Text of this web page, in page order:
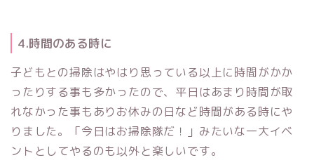
4.時間のある時に
子どもとの掃除はやはり思っている以上に時間がかか
ったりする事も多かったので、平日はあまり時間が取
れなかった事もありお休みの日など時間がある時にや
りました。「今日はお掃除隊だ！」みたいな一大イベ
ントとしてやるのも以外と楽しいです。